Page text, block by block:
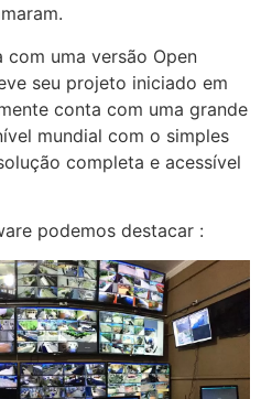
uma versão Open
seu projeto iniciado em
conta com uma grande
mundial com o simples
completa e acessível
podemos destacar :